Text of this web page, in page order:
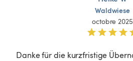
Waldwiese
octobre 2025
Danke für die kurzfristige